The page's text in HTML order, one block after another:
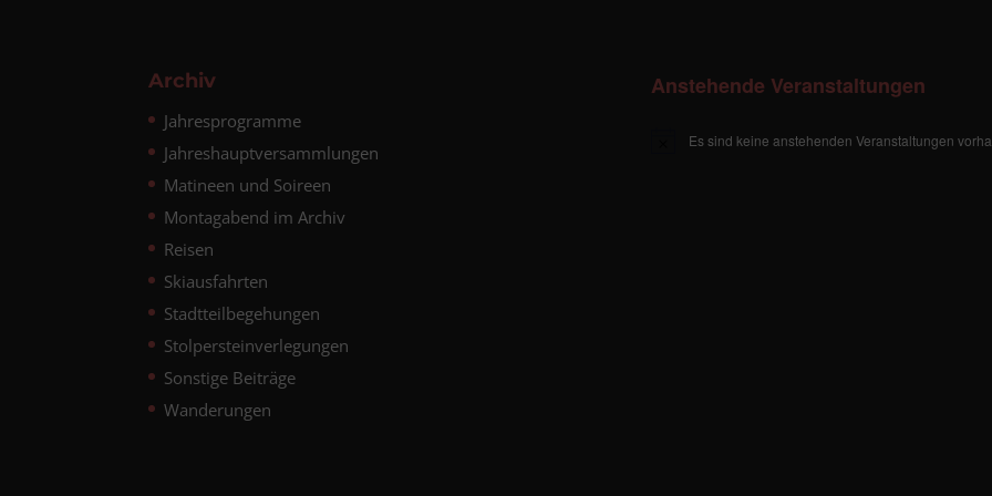
Archiv
Jahresprogramme
Jahreshauptversammlungen
Matineen und Soireen
Montagabend im Archiv
Reisen
Skiausfahrten
Stadtteilbegehungen
Stolpersteinverlegungen
Sonstige Beiträge
Wanderungen
Anstehende Veranstaltungen
Es sind keine anstehenden Veranstaltungen